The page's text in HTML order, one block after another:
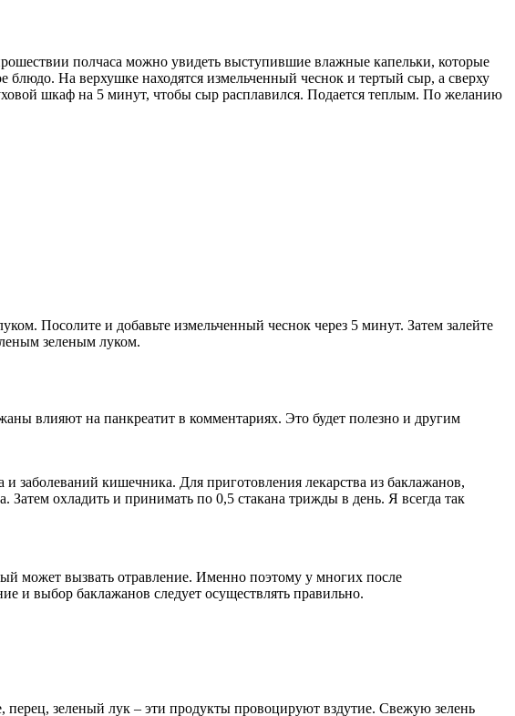
полчаса можно увидеть выступившие влажные капельки, которые
На верхушке находятся измельченный чеснок и тертый сыр, а сверху
шкаф на 5 минут, чтобы сыр расплавился. Подается теплым. По желанию
Посолите и добавьте измельченный чеснок через 5 минут. Затем залейте
зеленым луком.
влияют на панкреатит в комментариях. Это будет полезно и другим
заболеваний кишечника. Для приготовления лекарства из баклажанов,
охладить и принимать по 0,5 стакана трижды в день. Я всегда так
может вызвать отравление. Именно поэтому у многих после
и выбор баклажанов следует осуществлять правильно.
зеленый лук – эти продукты провоцируют вздутие. Свежую зелень